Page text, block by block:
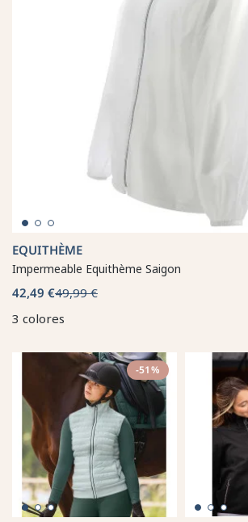
EQUITHÈME
Impermeable Equithème Saigon
42,49 €49,99 €
3 colores
-51%